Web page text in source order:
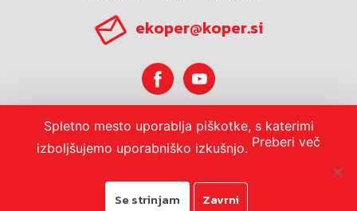
ekoper@koper.si
Horoskop
Spletno mesto uporablja piškotke, s katerimi
izboljšujemo uporabniško izkušnjo. Preberi več
Se strinjam Zavrni